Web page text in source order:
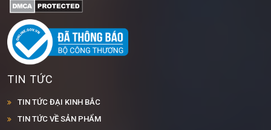
TIN TỨC
TIN TỨC ĐẠI KINH BẮC
TIN TỨC VỀ SẢN PHẨM